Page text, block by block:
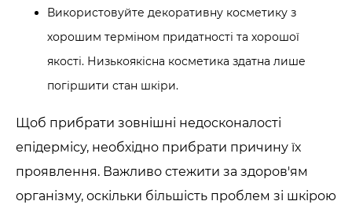
Використовуйте декоративну косметику з
хорошим терміном придатності та хорошої
якості. Низькоякісна косметика здатна лише
погіршити стан шкіри.
Щоб прибрати зовнішні недосконалості
епідермісу, необхідно прибрати причину їх
проявлення. Важливо стежити за здоров'ям
організму, оскільки більшість проблем зі шкірою